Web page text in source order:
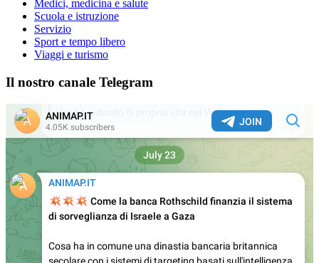
Medici, medicina e salute
Scuola e istruzione
Servizio
Sport e tempo libero
Viaggi e turismo
Il nostro canale Telegram